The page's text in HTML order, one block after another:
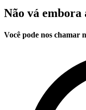
Não vá embora
Você pode nos chamar